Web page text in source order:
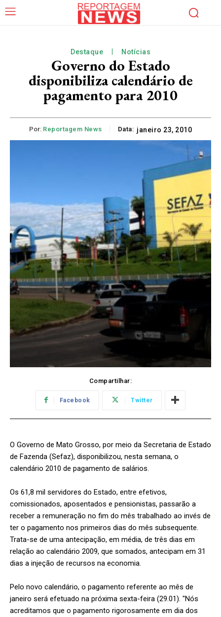
Destaque Notícias
Governo do Estado
disponibiliza calendário de
pagamento para 2010
Por: Reportagem News Data: janeiro 23, 2010
Compartilhar:
Facebook Twitter
O Governo de Mato Grosso, por meio da Secretaria de Estado
de Fazenda (Sefaz), disponibilizou, nesta semana, o
calendário 2010 de pagamento de salários.
Os 61,8 mil servidores do Estado, entre efetivos,
comissionados, aposentados e pensionistas, passarão a
receber a remuneração no fim do mês trabalhado ao invés de
ter o pagamento nos primeiros dias do mês subsequente.
Trata-se de uma antecipação, em média, de três dias em
relação ao calendário 2009, que somados, antecipam em 31
dias a injeção de recursos na economia.
Pelo novo calendário, o pagamento referente ao mês de
janeiro será efetuado na próxima sexta-feira (29.01). "Nós
acreditamos que o pagamento rigorosamente em dia dos